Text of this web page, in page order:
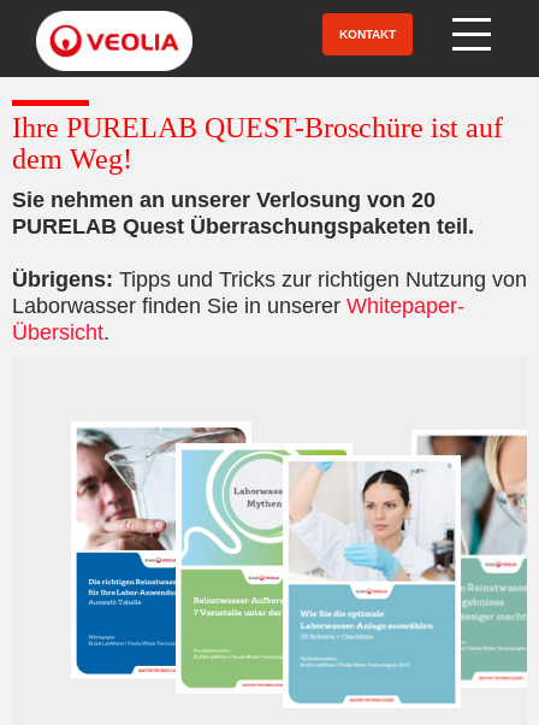
Inhalt
KONTAKT
Ihre PURELAB QUEST-Broschüre ist auf
dem Weg!
Sie nehmen an unserer Verlosung von 20
PURELAB Quest Überraschungspaketen teil.
Übrigens: Tipps und Tricks zur richtigen Nutzung von
Laborwasser finden Sie in unserer Whitepaper-
Übersicht.